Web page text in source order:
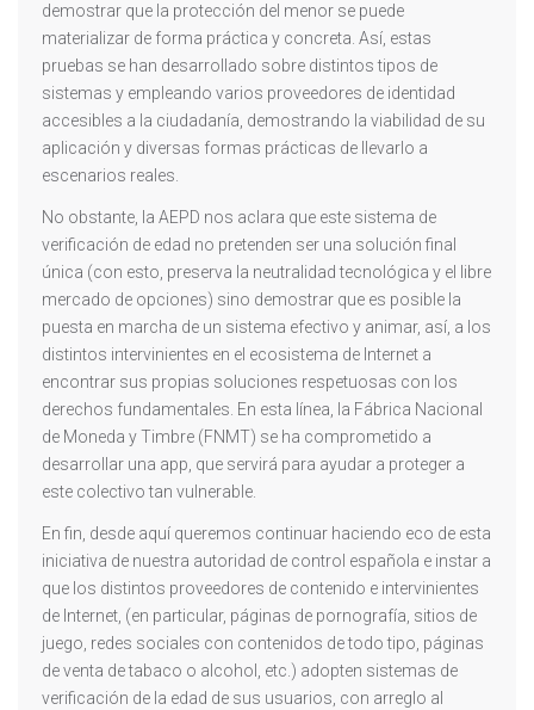
demostrar que la protección del menor se puede
materializar de forma práctica y concreta. Así, estas
pruebas se han desarrollado sobre distintos tipos de
sistemas y empleando varios proveedores de identidad
accesibles a la ciudadanía, demostrando la viabilidad de su
aplicación y diversas formas prácticas de llevarlo a
escenarios reales.
No obstante, la AEPD nos aclara que este sistema de
verificación de edad no pretenden ser una solución final
única (con esto, preserva la neutralidad tecnológica y el libre
mercado de opciones) sino demostrar que es posible la
puesta en marcha de un sistema efectivo y animar, así, a los
distintos intervinientes en el ecosistema de Internet a
encontrar sus propias soluciones respetuosas con los
derechos fundamentales. En esta línea, la Fábrica Nacional
de Moneda y Timbre (FNMT) se ha comprometido a
desarrollar una app, que servirá para ayudar a proteger a
este colectivo tan vulnerable.
En fin, desde aquí queremos continuar haciendo eco de esta
iniciativa de nuestra autoridad de control española e instar a
que los distintos proveedores de contenido e intervinientes
de Internet, (en particular, páginas de pornografía, sitios de
juego, redes sociales con contenidos de todo tipo, páginas
de venta de tabaco o alcohol, etc.) adopten sistemas de
verificación de la edad de sus usuarios, con arreglo al